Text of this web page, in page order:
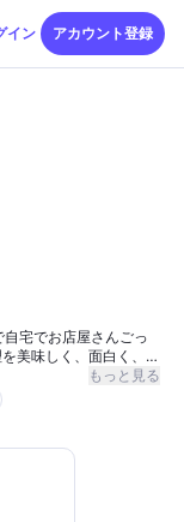
イン アカウント登録
宅でお店屋さんごっ
美味しく、面白く、美
申し上げます。もっと見る